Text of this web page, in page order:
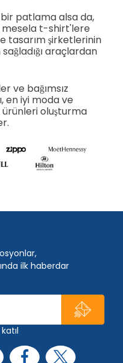
patlama alsa da,
mesela t-shirt'lere
tasarım şirketlerinin
araçlardan
ve bağımsız
en iyi moda ve
oluşturma
ilk haberdar